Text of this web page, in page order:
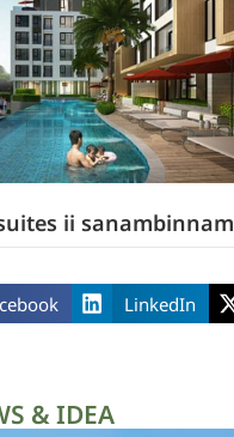
ii sanambinnam
LinkedIn
& IDEA